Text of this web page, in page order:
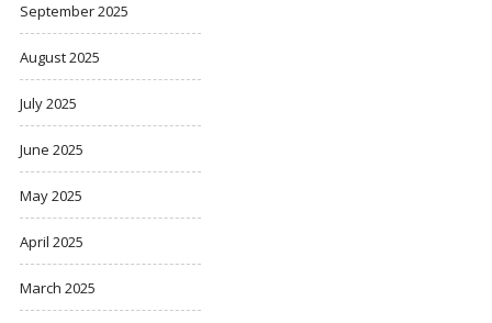
September 2025
August 2025
July 2025
June 2025
May 2025
April 2025
March 2025